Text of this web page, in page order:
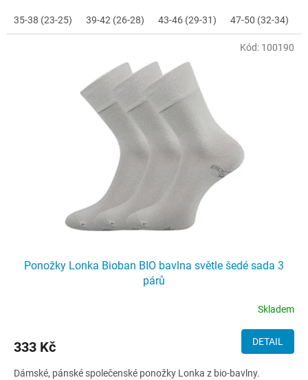
35-38 (23-25) 39-42 (26-28) 43-46 (29-31) 47-50 (32-34)
Ponožky Lonka Bioban BIO bavlna světle šedé sada 3
párů
Skladem
333 Kč DETAIL
Dámské, pánské společenské ponožky Lonka z bio-bavlny.
Kód: 100190